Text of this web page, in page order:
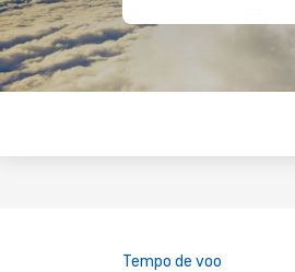
Tempo de voo